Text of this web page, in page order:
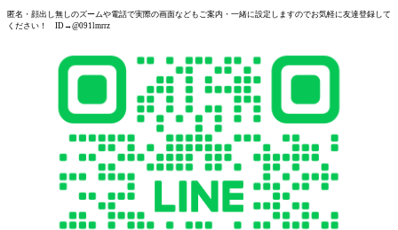
匿名・顔出し無しのズームや電話で実際の画面などもご案内・一緒に設定しますのでお気軽に友達登録して
ください！ ID→@091lmrrz